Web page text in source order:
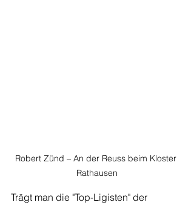
Robert Zünd – An der Reuss beim Kloster
Rathausen
Trägt man die "Top-Ligisten" der